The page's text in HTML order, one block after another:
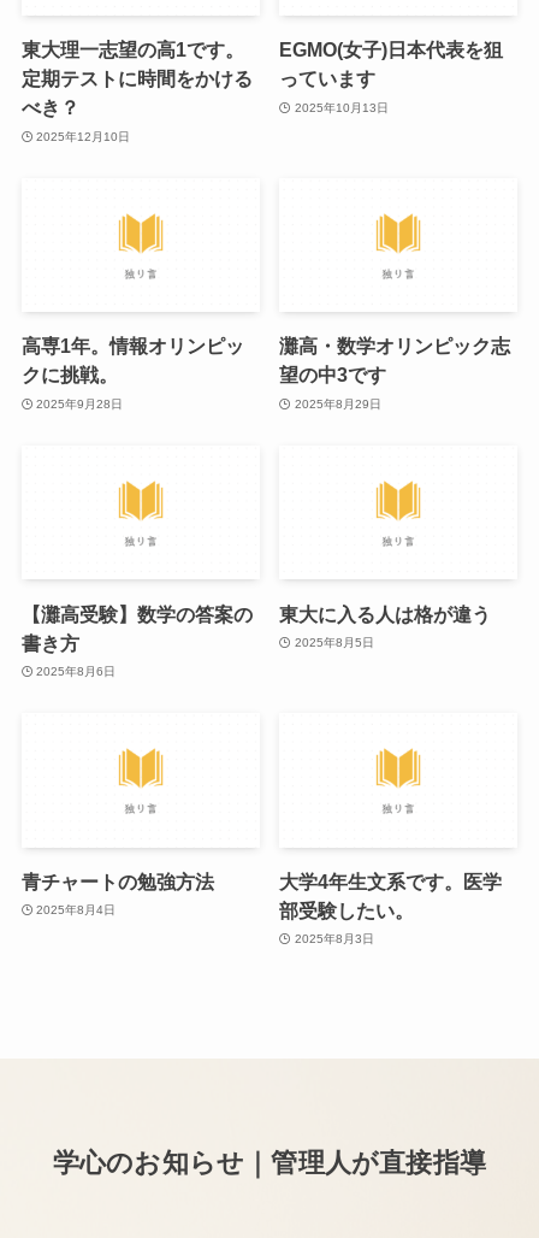
東大理一志望の高1です。
定期テストに時間をかける
べき？
2025年12月10日
EGMO(女子)日本代表を狙
っています
2025年10月13日
高専1年。情報オリンピッ
クに挑戦。
2025年9月28日
灘高・数学オリンピック志
望の中3です
2025年8月29日
【灘高受験】数学の答案の
書き方
2025年8月6日
東大に入る人は格が違う
2025年8月5日
青チャートの勉強方法
2025年8月4日
大学4年生文系です。医学
部受験したい。
2025年8月3日
学心のお知らせ｜管理人が直接指導